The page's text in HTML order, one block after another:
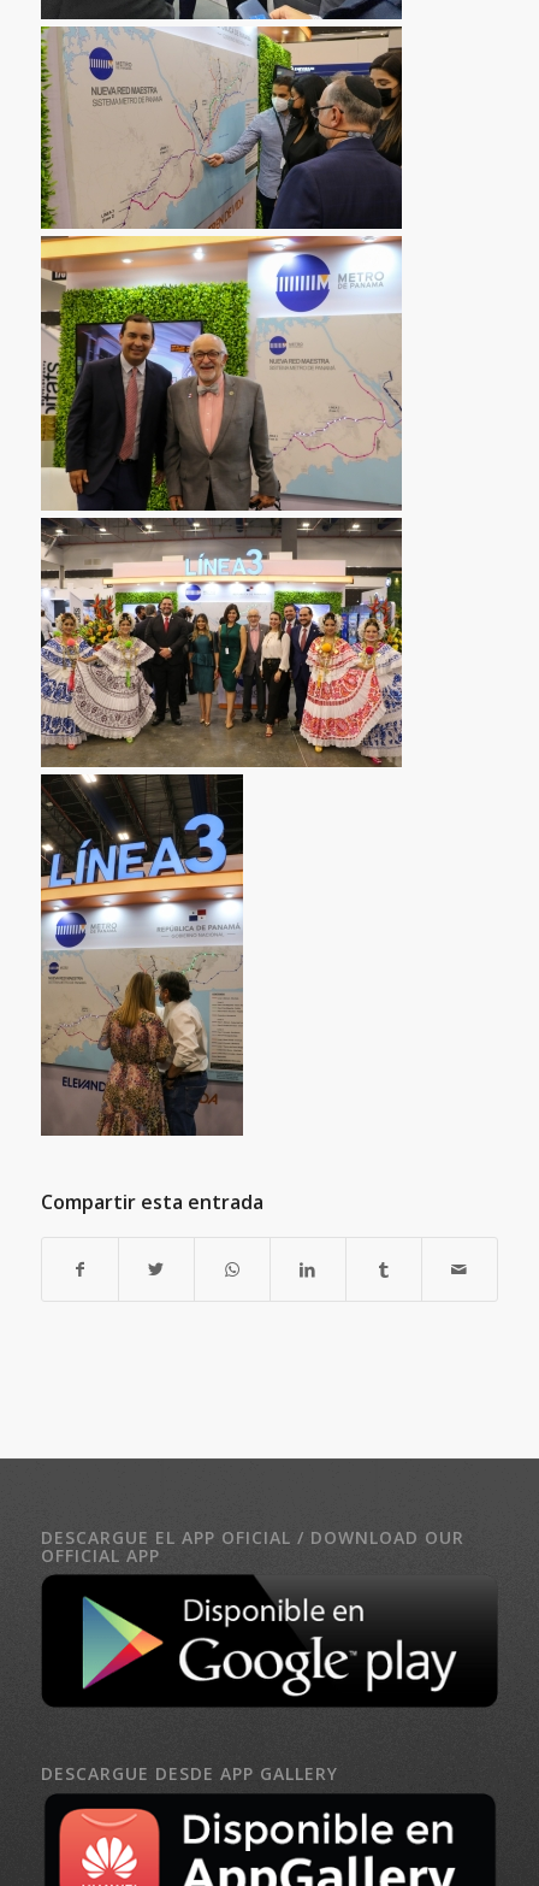
Compartir esta entrada
DESCARGUE EL APP OFICIAL / DOWNLOAD OUR
OFFICIAL APP
DESCARGUE DESDE APP GALLERY